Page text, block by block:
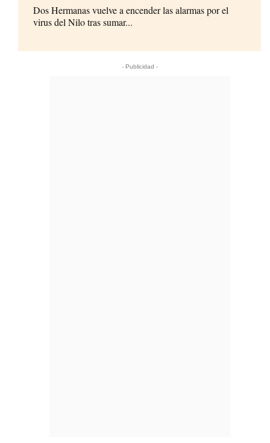
Dos Hermanas vuelve a encender las alarmas por el
virus del Nilo tras sumar...
- Publicidad -